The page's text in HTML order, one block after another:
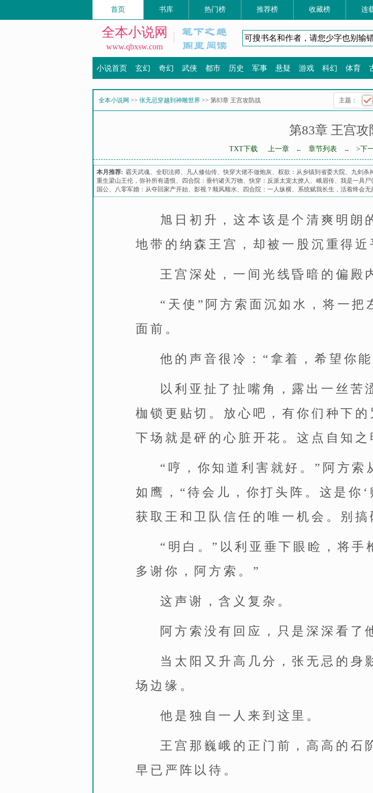
首页 书库 热门榜 推荐榜 收藏榜 连
全本小说网
www.qbxsw.com
小说首页 玄幻 奇幻 武侠 都市 历史 军事 悬疑 游戏 科幻 体育
全本小说网 >> 张无忌穿越到神雕世界 >> 第83章 王宫攻防战 主题：
第83章 王宫攻
TXT下载 上一章 ← 章节列表 → >下
本月推荐: 霸天武魂、 全职法师、 凡人修仙传、快穿大佬不做炮灰、 权欲：从乡镇到省委大院、 九剑杀
重生梁山王伦，弥补所有遗恨、 四合院：垂钓诸天万物、快穿：反派太宠太撩人 、 峨眉传、 我是一具尸
国公、 八零军婚：从夺回家产开始、 影视？顺风顺水、 四合院：一人纵横、 系统赋我长生，活着终会无
旭日初升，这本该是个清爽明朗
地带的纳森王宫，却被一股沉重得近
王宫深处，一间光线昏暗的偏殿
“天使”阿方索面沉如水，将一把
面前。
他的声音很冷：“拿着，希望你
以利亚扯了扯嘴角，露出一丝苦
枷锁更贴切。放心吧，有你们种下的
下场就是砰的心脏开花。这点自知
“哼，你知道利害就好。”阿方索
如鹰，“待会儿，你打头阵。这是你
获取王和卫队信任的唯一机会。别搞
“明白。”以利亚垂下眼睑，将手
多谢你，阿方索。”
这声谢，含义复杂。
阿方索没有回应，只是深深看了
当太阳又升高几分，张无忌的身
场边缘。
他是独自一人来到这里。
王宫那巍峨的正门前，高高的石
早已严阵以待。